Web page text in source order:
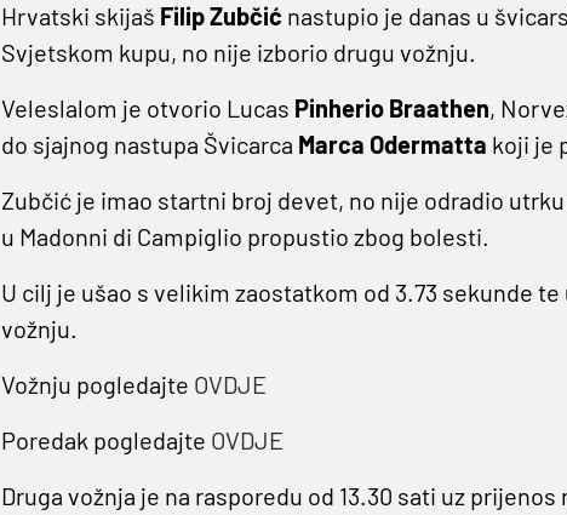
Hrvatski skijaš Filip Zubčić nastupio je danas u
Svjetskom kupu, no nije izborio drugu vožnju.
Veleslalom je otvorio Lucas Pinherio Braathen,
do sjajnog nastupa Švicarca Marca Odermatta koji je
Zubčić je imao startni broj devet, no nije odradio
u Madonni di Campiglio propustio zbog bolesti.
U cilj je ušao s velikim zaostatkom od 3.73 sekunde
vožnju.
Vožnju pogledajte OVDJE
Poredak pogledajte OVDJE
Druga vožnja je na rasporedu od 13.30 sati uz prijenos